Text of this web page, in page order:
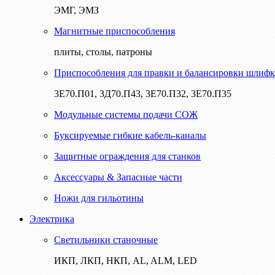
ЭМГ, ЭМЗ
Магнитные приспособления
плиты, столы, патроны
Приспособления для правки и балансировки
3Е70.П01, 3Д70.П43, 3Е70.П32, 3Е70.П35
Модульные системы подачи СОЖ
Буксируемые гибкие кабель-каналы
Защитные ограждения для станков
Аксессуары & Запасные части
Ножи для гильотины
Электрика
Светильники станочные
ИКП, ЛКП, НКП, AL, ALM, LED